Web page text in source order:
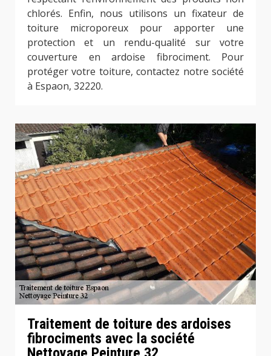
chlorés. Enfin, nous utilisons un fixateur de
toiture microporeux pour apporter une
protection et un rendu-qualité sur votre
couverture en ardoise fibrociment. Pour
protéger votre toiture, contactez notre société
à Espaon, 32220.
Traitement de toiture des ardoises
fibrociments avec la société